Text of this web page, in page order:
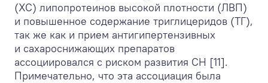
(ХС) липопротеинов высокой плотности (ЛВП)
и повышенное содержание триглицеридов (ТГ),
так же как и прием антигипертензивных
и сахароснижающих препаратов
ассоциировался с риском развития СН [11].
Примечательно, что эта ассоциация была